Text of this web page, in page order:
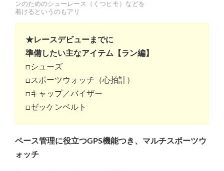
ンのためのシューレース（くつヒモ）などを
着けるというのもアリ
★レースデビューまでに
準備したい主なアイテム【ラン編】
□シューズ
□スポーツウォッチ（心拍計）
□キャップ／バイザー
□ゼッケンベルト
ペース管理に役立つGPS機能つき、マルチスポーツウ
ォッチ